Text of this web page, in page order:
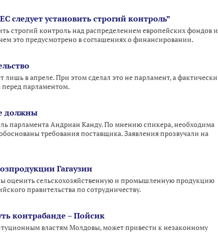
следует установить строгий контроль”
строгий контроль над распределением европейских фондов и
это предусмотрено в соглашениях о финансировании.
в апреле. При этом сделал это не парламент, а фактически
перед парламентом.
должны
парламента Андриан Канду. По мнению спикера, необходима
требования поставщика. Заявления прозвучали на
Гагаузии
оценить сельскохозяйственную и промышленную продукцию
правительства по сотрудничеству.
контрабанде – Пойсик
властям Молдовы, может привести к незаконному